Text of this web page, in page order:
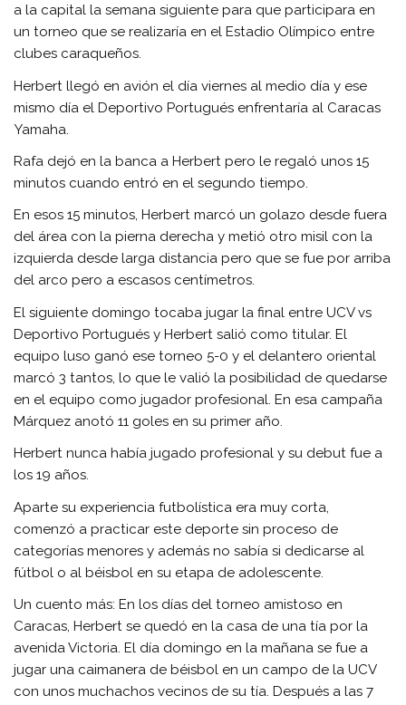
a la capital la semana siguiente para que participara en
un torneo que se realizaría en el Estadio Olímpico entre
clubes caraqueños.
Herbert llegó en avión el día viernes al medio día y ese
mismo día el Deportivo Portugués enfrentaría al Caracas
Yamaha.
Rafa dejó en la banca a Herbert pero le regaló unos 15
minutos cuando entró en el segundo tiempo.
En esos 15 minutos, Herbert marcó un golazo desde fuera
del área con la pierna derecha y metió otro misil con la
izquierda desde larga distancia pero que se fue por arriba
del arco pero a escasos centímetros.
El siguiente domingo tocaba jugar la final entre UCV vs
Deportivo Portugués y Herbert salió como titular. El
equipo luso ganó ese torneo 5-0 y el delantero oriental
marcó 3 tantos, lo que le valió la posibilidad de quedarse
en el equipo como jugador profesional. En esa campaña
Márquez anotó 11 goles en su primer año.
Herbert nunca había jugado profesional y su debut fue a
los 19 años.
Aparte su experiencia futbolística era muy corta,
comenzó a practicar este deporte sin proceso de
categorías menores y además no sabía si dedicarse al
fútbol o al béisbol en su etapa de adolescente.
Un cuento más: En los días del torneo amistoso en
Caracas, Herbert se quedó en la casa de una tía por la
avenida Victoria. El día domingo en la mañana se fue a
jugar una caimanera de béisbol en un campo de la UCV
con unos muchachos vecinos de su tía. Después a las 7